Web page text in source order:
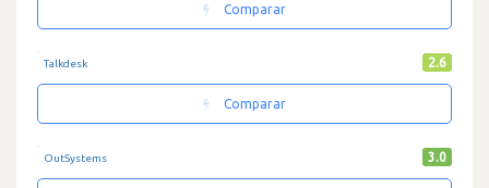
Comparar
Talkdesk 2.6
Comparar
OutSystems 3.0